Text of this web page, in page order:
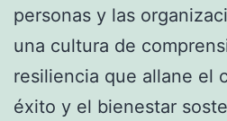
personas y las
una cultura de
resiliencia que allane el
éxito y el bienestar